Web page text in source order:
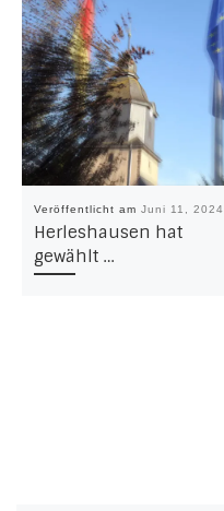
Veröffentlicht am Juni 11, 2024
Herleshausen hat
gewählt …